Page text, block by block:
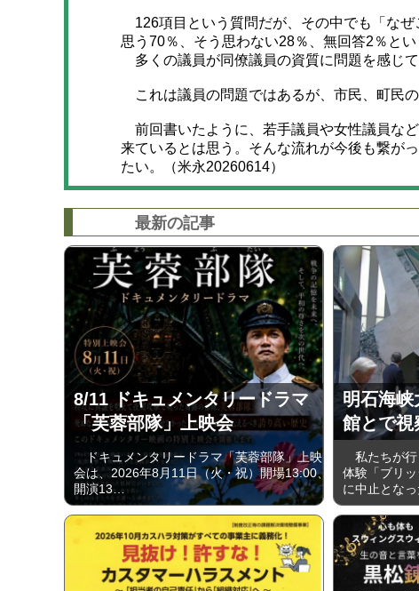
126項目という質問だが、その中でも「なぜ
思う70％、そう思わない28％、無回答2％とい
多くの議員が同僚議員の資質に問題を感じて
これは議員の問題ではあるが、市民、町民の
前回書いたように、若手議員や女性議員な
来ているとは思う。そんな流れが今後も繋が
たい。（米永20260614）
最新の記事
8/11 ドキュメンタリードラマ
「芙蓉部隊」上映会
ドキュメンタリードラマ「芙蓉部隊」上映
会は、2026年8月11日（火・祝）開場13:00、
開演13…
明石海峡
館とで視
私たちが行
体験「ブリ
に中止とな